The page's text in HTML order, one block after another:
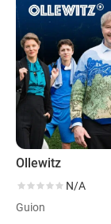
Ollewitz
N/A
Guion